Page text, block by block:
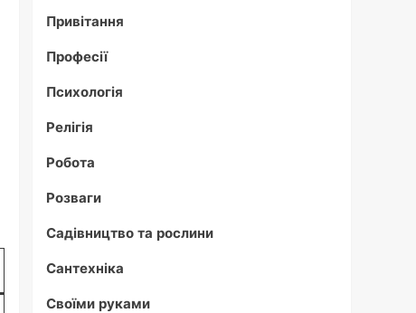
Привітання
Професії
Психологія
Релігія
Робота
Розваги
Садівництво та рослини
Сантехніка
Своїми руками